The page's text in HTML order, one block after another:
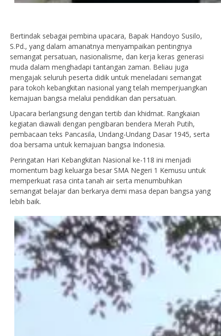
Bertindak sebagai pembina upacara, Bapak Handoyo Susilo,
S.Pd., yang dalam amanatnya menyampaikan pentingnya
semangat persatuan, nasionalisme, dan kerja keras generasi
muda dalam menghadapi tantangan zaman. Beliau juga
mengajak seluruh peserta didik untuk meneladani semangat
para tokoh kebangkitan nasional yang telah memperjuangkan
kemajuan bangsa melalui pendidikan dan persatuan.
Upacara berlangsung dengan tertib dan khidmat. Rangkaian
kegiatan diawali dengan pengibaran bendera Merah Putih,
pembacaan teks Pancasila, Undang-Undang Dasar 1945, serta
doa bersama untuk kemajuan bangsa Indonesia.
Peringatan Hari Kebangkitan Nasional ke-118 ini menjadi
momentum bagi keluarga besar SMA Negeri 1 Kemusu untuk
memperkuat rasa cinta tanah air serta menumbuhkan
semangat belajar dan berkarya demi masa depan bangsa yang
lebih baik.